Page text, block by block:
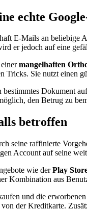
echte
E-Mails an beliebige
er jedoch auf eine
mangelhaften
Tricks. Sie nutzt einen
Dokument
den Betrug zu
betroffen
seine raffinierte
Account auf seine
wie derPlay
Kombination aus
und die
von der Kreditkarte.